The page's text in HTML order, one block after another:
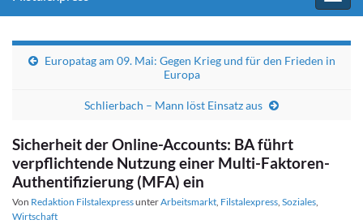
Europatag am 09. Mai: Gegen Krieg und für den Frieden in
Europa
Schlierbach – Mann löst Einsatz aus
Sicherheit der Online-Accounts: BA führt
verpflichtende Nutzung einer Multi-Faktoren-
Authentifizierung (MFA) ein
Von Redaktion FilstalexpressunterArbeitsmarkt, Filstalexpress, Soziales,
Wirtschaft